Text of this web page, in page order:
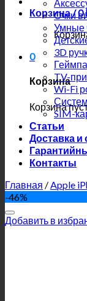
Корзина /0
0
Корзина
Корзина
Очки
Умные
3D
TV-
Wi-Fi
SIM-
Статьи
Доставка и
Контакты
Главная /Apple
-46%
Добавить в